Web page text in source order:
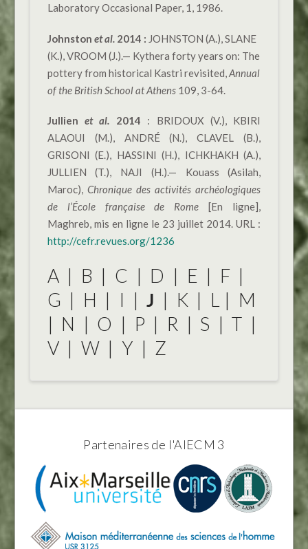
Laboratory Occasional Paper, 1, 1986.
Johnston et al. 2014 : JOHNSTON (A.), SLANE
(K.), VROOM (J.).— Kythera forty years on: The
pottery from historical Kastri revisited, Annual
of the British School at Athens 109, 3-64.
Jullien et al. 2014 : BRIDOUX (V.), KBIRI
ALAOUI (M.), ANDRÉ (N.), CLAVEL (B.),
GRISONI (E.), HASSINI (H.), ICHKHAKH (A.),
JULLIEN (T.), NAJI (H.).— Kouass (Asilah,
Maroc), Chronique des activités archéologiques
de l’École française de Rome [En ligne],
Maghreb, mis en ligne le 23 juillet 2014. URL :
http://cefr.revues.org/1236
A | B | C | D | E | F |
G | H | I |J | K | L | M
| N | O | P | R | S |T |
V | W | Y | Z
Partenaires de l'AIECM 3